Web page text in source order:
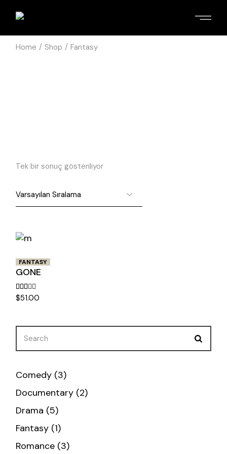
Home Shop Fantasy
Tek bir sonuç gösteriliyor
FANTASY
GONE
$51.00
Comedy 3
Documentary 2
Drama 5
Fantasy 1
Romance 3